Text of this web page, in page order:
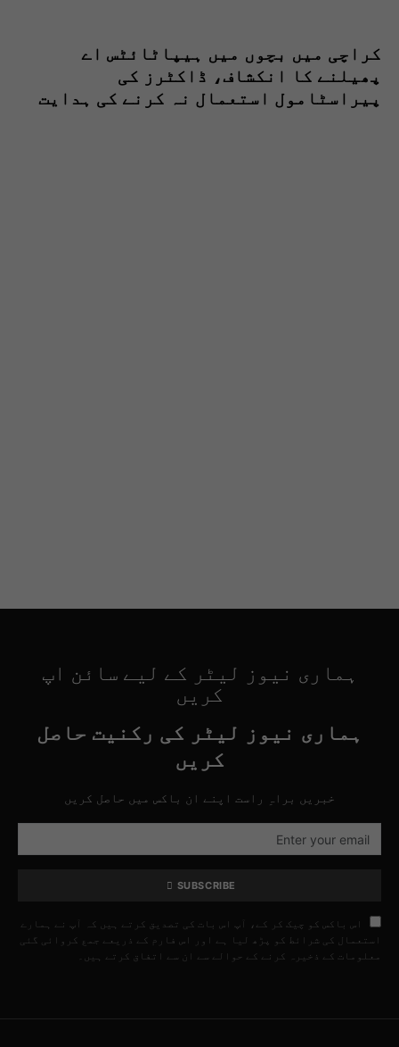
کراچی میں بچوں میں ہیپاٹائٹس اے
پھیلنے کا انکشاف، ڈاکٹرز کی
پیراسٹامول استعمال نہ کرنے کی ہدایت
ہماری نیوز لیٹر کے لیے سائن اپ
کریں
ہماری نیوز لیٹر کی رکنیت حاصل
کریں
خبریں براہِ راست اپنے ان باکس میں حاصل کریں
SUBSCRIBE
اس باکس کو چیک کر کے، آپ اس بات کی تصدیق کرتے ہیں کہ آپ نے ہمارے
استعمال کی شرائط کو پڑھ لیا ہے اور اس فارم کے ذریعے جمع کروائی گئی
معلومات کے ذخیرہ کرنے کے حوالے سے ان سے اتفاق کرتے ہیں۔